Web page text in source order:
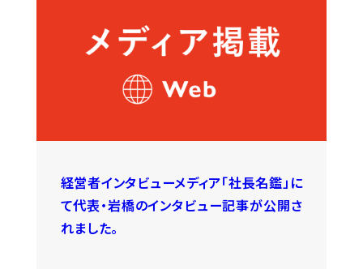
経営者インタビューメディア「社長名鑑」に
て代表・岩橋のインタビュー記事が公開さ
れました。